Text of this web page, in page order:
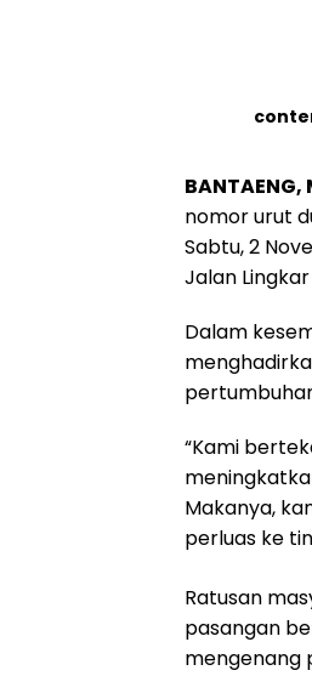
BANTAENG,
nomor urut
Sabtu, 2
Jalan
Dalam
“Kami
Makanya,
perluas ke
Ratusan
pasangan
mengenang